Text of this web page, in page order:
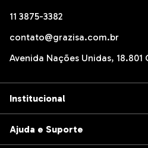
11 3875-3382
contato@grazisa.com.br
Avenida Nações Unidas,
Institucional
Ajuda e Suporte